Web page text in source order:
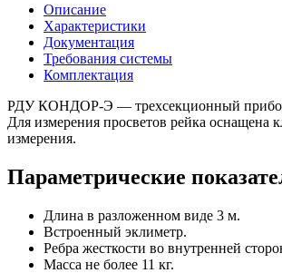
Описание
Характеристики
Документация
Требования системы
Комплектация
РДУ КОНДОР-Э — трехсекционный прибор
Для измерения просветов рейка оснащена
измерения.
Параметрические
Длина в разложенном виде 3 м.
Встроенный эклиметр.
Ребра жесткости во внутренней
Масса не более 11 кг.